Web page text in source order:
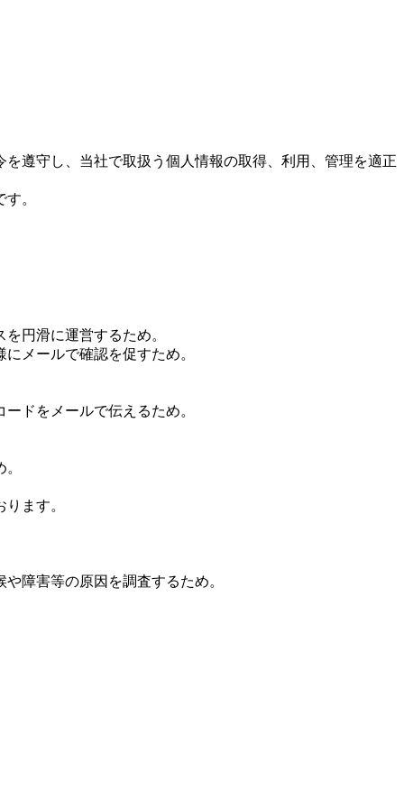
遵守し、当社で取扱う個人情報の取得、利用、管理を適正
。
円滑に運営するため。
メールで確認を促すため。
ドをメールで伝えるため。
ます。
障害等の原因を調査するため。